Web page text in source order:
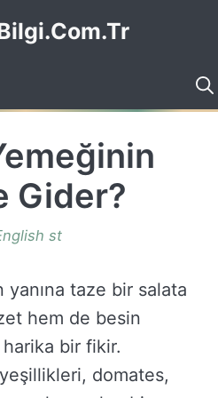
Gider?
st
taze bir salata
hem de besin
harika bir fikir.
domates,